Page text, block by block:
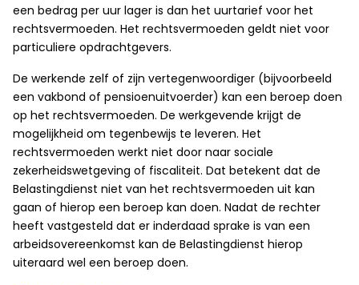
een bedrag per uur lager is dan het uurtarief voor het
rechtsvermoeden. Het rechtsvermoeden geldt niet voor
particuliere opdrachtgevers.
De werkende zelf of zijn vertegenwoordiger (bijvoorbeeld
een vakbond of pensioenuitvoerder) kan een beroep doen
op het rechtsvermoeden. De werkgevende krijgt de
mogelijkheid om tegenbewijs te leveren. Het
rechtsvermoeden werkt niet door naar sociale
zekerheidswetgeving of fiscaliteit. Dat betekent dat de
Belastingdienst niet van het rechtsvermoeden uit kan
gaan of hierop een beroep kan doen. Nadat de rechter
heeft vastgesteld dat er inderdaad sprake is van een
arbeidsovereenkomst kan de Belastingdienst hierop
uiteraard wel een beroep doen.